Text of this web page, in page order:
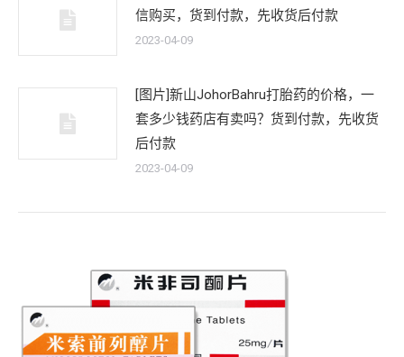
信购买，货到付款，先收货后付款
2023-04-09
[图片]新山JohorBahru打胎药的价格，一
套多少钱药店有卖吗？货到付款，先收货
后付款
2023-04-09